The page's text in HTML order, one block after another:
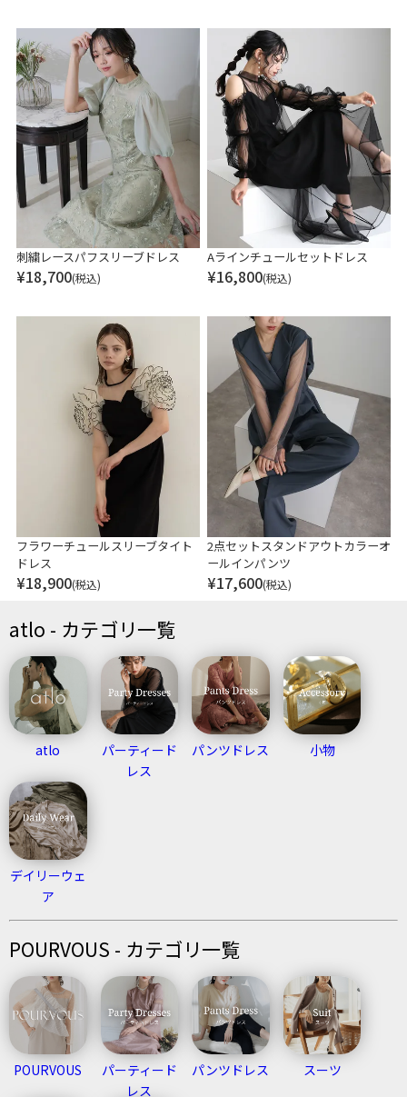
刺繍レースパフスリーブドレス
¥18,700(税込)
Aラインチュールセットドレス
¥16,800(税込)
フラワーチュールスリーブタイト
ドレス
¥18,900(税込)
2点セットスタンドアウトカラーオ
ールインパンツ
¥17,600(税込)
atlo - カテゴリ一覧
atlo
パーティード
レス
パンツドレス 小物
デイリーウェ
ア
POURVOUS - カテゴリ一覧
POURVOUS
パーティード
レス
パンツドレス スーツ